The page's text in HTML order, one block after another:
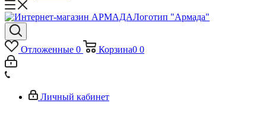
Логотип "Армада"
Отложенные 0 Корзина0 0
Личный кабинет